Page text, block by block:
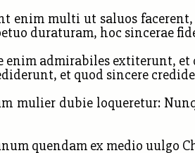
enim multi ut saluos
duraturam, hoc sincerae
enim admirabiles extiterunt, et
et quod sincere
mulier dubie loqueretur:
quendam ex medio uulgo